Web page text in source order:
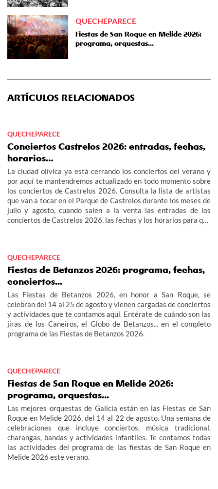
QUECHEPARECE
Fiestas de San Roque en Melide 2026:
programa, orquestas...
ARTÍCULOS RELACIONADOS
QUECHEPARECE
Conciertos Castrelos 2026: entradas, fechas,
horarios…
La ciudad olívica ya está cerrando los conciertos del verano y
por aquí te mantendremos actualizado en todo momento sobre
los conciertos de Castrelos 2026. Consulta la lista de artistas
que van a tocar en el Parque de Castrelos durante los meses de
julio y agosto, cuando salen a la venta las entradas de los
conciertos de Castrelos 2026, las fechas y los horarios para que
QUECHEPARECE
Fiestas de Betanzos 2026: programa, fechas,
conciertos...
Las Fiestas de Betanzos 2026, en honor a San Roque, se
celebran del 14 al 25 de agosto y vienen cargadas de conciertos
y actividades que te contamos aquí. Entérate de cuándo son las
jiras de los Caneiros, el Globo de Betanzos... en el completo
programa de las Fiestas de Betanzos 2026.
QUECHEPARECE
Fiestas de San Roque en Melide 2026:
programa, orquestas...
Las mejores orquestas de Galicia están en las Fiestas de San
Roque en Melide 2026, del 14 al 22 de agosto. Una semana de
celebraciones que incluye conciertos, música tradicional,
charangas, bandas y actividades infantiles. Te contamos todas
las actividades del programa de las fiestas de San Roque en
Melide 2026 este verano.